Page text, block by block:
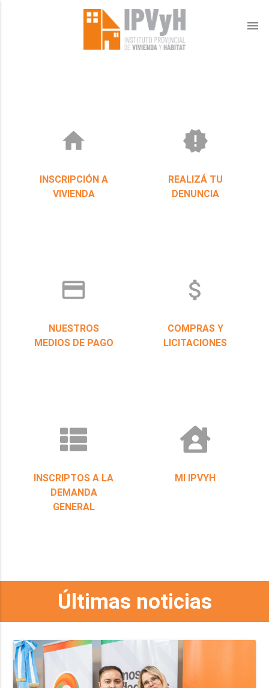
menu
home
INSCRIPCIÓN A
VIVIENDA
new_releases
REALIZÁ TU
DENUNCIA
credit_card
NUESTROS
MEDIOS DE PAGO
attach_money
COMPRAS Y
LICITACIONES
INSCRIPTOS A LA
DEMANDA
GENERAL
MI IPVYH
Últimas noticias